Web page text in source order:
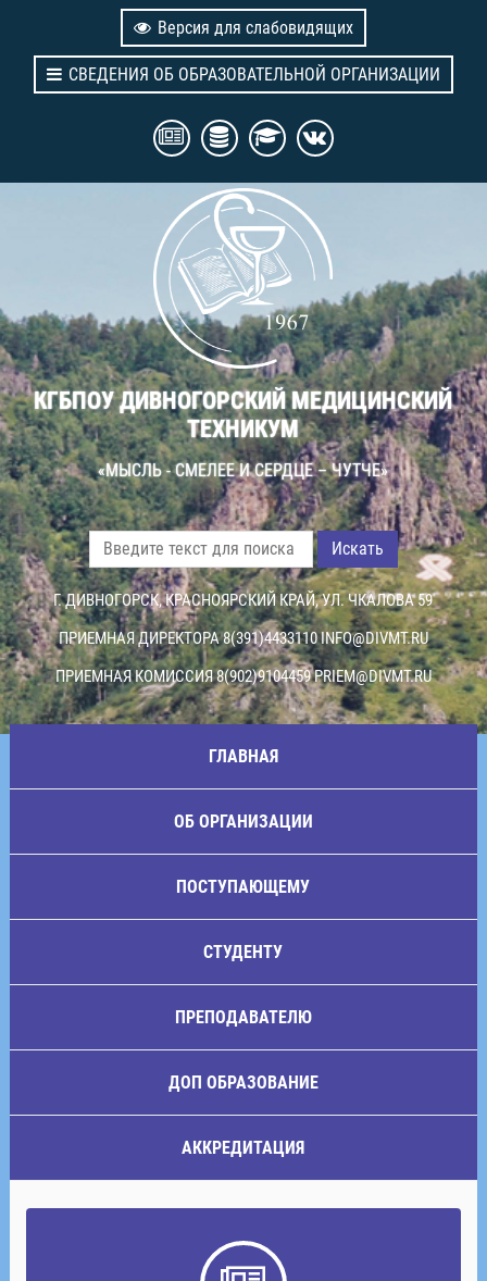
Версия для слабовидящих
СВЕДЕНИЯ ОБ ОБРАЗОВАТЕЛЬНОЙ ОРГАНИЗАЦИИ
КГБПОУ ДИВНОГОРСКИЙ МЕДИЦИНСКИЙ
ТЕХНИКУМ
«МЫСЛЬ - СМЕЛЕЕ И СЕРДЦЕ – ЧУТЧЕ»
Искать
Г. ДИВНОГОРСК, КРАСНОЯРСКИЙ КРАЙ, УЛ. ЧКАЛОВА 59
ПРИЕМНАЯ ДИРЕКТОРА 8(391)4433110INFO@DIVMT.RU
ПРИЕМНАЯ КОМИССИЯ 8(902)9104459PRIEM@DIVMT.RU
ГЛАВНАЯ
ОБ ОРГАНИЗАЦИИ
ПОСТУПАЮЩЕМУ
СТУДЕНТУ
ПРЕПОДАВАТЕЛЮ
ДОП ОБРАЗОВАНИЕ
АККРЕДИТАЦИЯ